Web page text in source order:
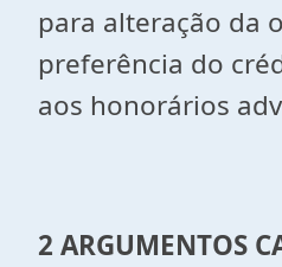
para alteração da
preferência do
aos honorários
2 ARGUMENTOS